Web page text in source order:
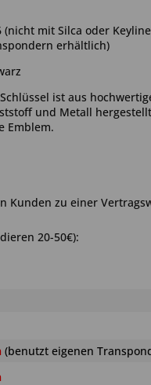
(nicht mit Silca oder Keyline
erhältlich)
ist aus
und Metall
Emblem.
Kunden zu einer
20-50€):
(benutzt eigenen